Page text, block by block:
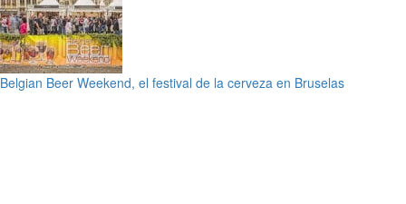
Belgian Beer Weekend, el festival de la cerveza en Bruselas